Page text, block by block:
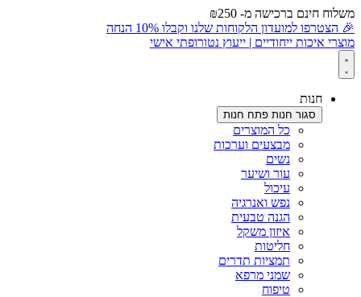
לתוכן
חינם ברכישה מ- ₪250
למועדון הלקוחות שלנו וקבלו 10% הנחה
איכות ייחודיים | ייעוץ נטורופתי אישי
חנות
סגור חנות פתח חנות
כל המוצרים
מבצעים וערכות
נשים
עור ושיער
עיכול
נפש ואנרגיה
הגנה טבעית
איזון משקל
חליטות
תמציות תדרים
שמני מרפא
טיפוח